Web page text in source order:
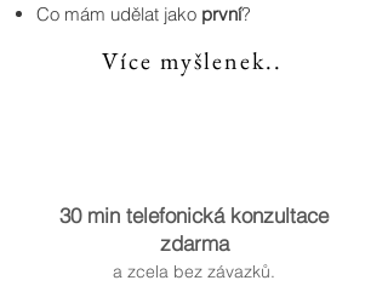
Co mám udělat jako první?
Více myšlenek..
30 min telefonická konzultace
zdarma
a zcela bez závazků.